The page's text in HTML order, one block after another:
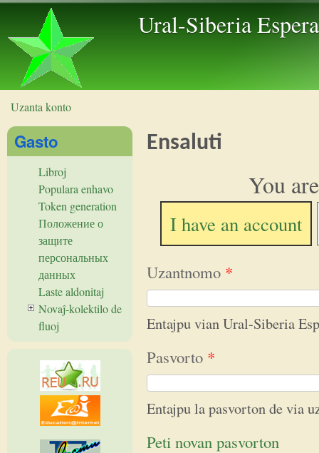
Ural-Siberia
Vi estas ĉi tie
Uzanta konto
Ensaluti
You
I have an account
Uzantnomo *
Entajpu vian Ural-Siberia
Pasvorto *
Entajpu la pasvorton de via
Peti novan pasvorton
Gasto
Libroj
Populara enhavo
Token generation
Положение о
защите
персональных
данных
Laste aldonitaj
Novaĵ-kolektilo de
fluoj